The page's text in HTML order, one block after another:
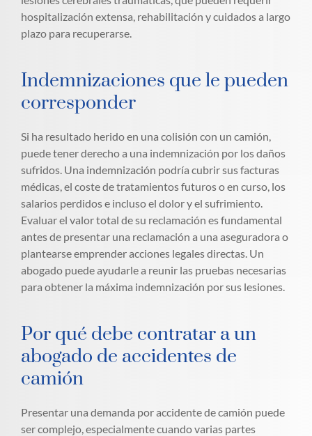
hospitalización extensa, rehabilitación y cuidados a largo
plazo para recuperarse.
Indemnizaciones que le pueden
corresponder
Si ha resultado herido en una colisión con un camión,
puede tener derecho a una indemnización por los daños
sufridos. Una indemnización podría cubrir sus facturas
médicas, el coste de tratamientos futuros o en curso, los
salarios perdidos e incluso el dolor y el sufrimiento.
Evaluar el valor total de su reclamación es fundamental
antes de presentar una reclamación a una aseguradora o
plantearse emprender acciones legales directas. Un
abogado puede ayudarle a reunir las pruebas necesarias
para obtener la máxima indemnización por sus lesiones.
Por qué debe contratar a un
abogado de accidentes de
camión
Presentar una demanda por accidente de camión puede
ser complejo, especialmente cuando varias partes